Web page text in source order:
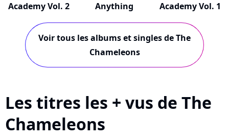
Academy Vol. 2
Anything
Academy Vol. 1
Voir tous les albums et singles de The
Chameleons
Les titres les + vus de The
Chameleons